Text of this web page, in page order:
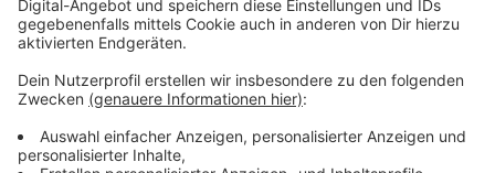
installierte. So kam der Betrüger an sensible Daten
und konnte sich einen vierstelligen Betrag vom Konto
Mit welchen Tricks die Betrüger vorgehen und wie
wir uns davor schützen können, das findet ihr hier.